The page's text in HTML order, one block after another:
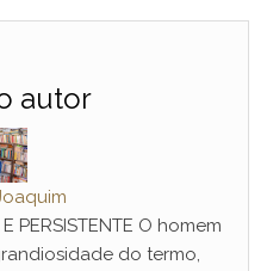
autor
PERSISTENTE O homem
do termo,